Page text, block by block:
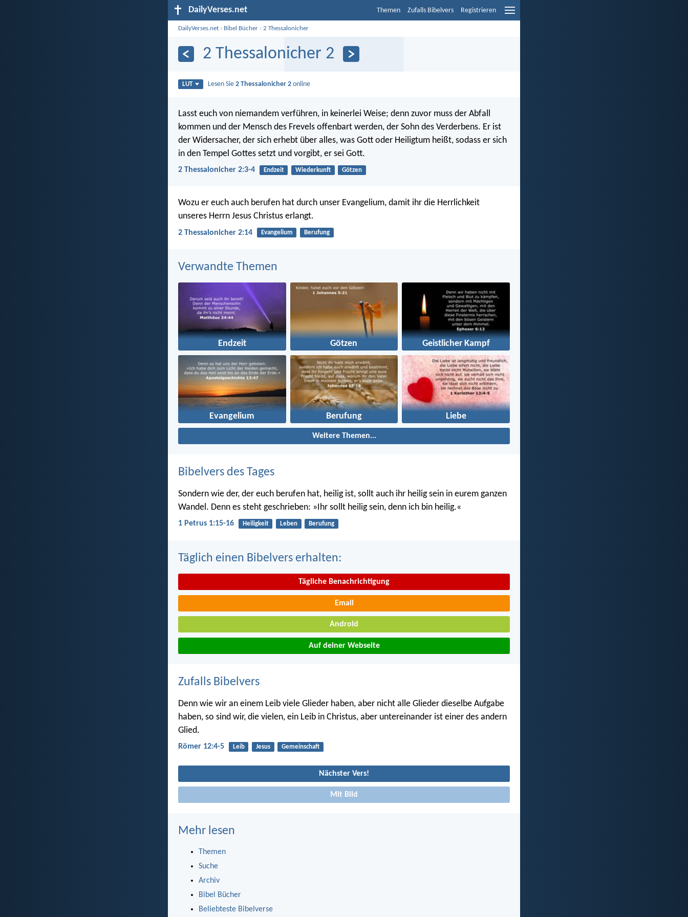
DailyVerses.net Themen Zufalls Bibelvers Registrieren
DailyVerses.net › Bibel Bücher ›2 Thessalonicher
2 Thessalonicher 2
LUT Lesen Sie2 Thessalonicher 2 online
Lasst euch von niemandem verführen, in keinerlei Weise; denn zuvor muss der Abfall
kommen und der Mensch des Frevels offenbart werden, der Sohn des Verderbens. Er ist
der Widersacher, der sich erhebt über alles, was Gott oder Heiligtum heißt, sodass er sich
in den Tempel Gottes setzt und vorgibt, er sei Gott.
2 Thessalonicher 2:3-4 Endzeit Wiederkunft Götzen
Wozu er euch auch berufen hat durch unser Evangelium, damit ihr die Herrlichkeit
unseres Herrn Jesus Christus erlangt.
2 Thessalonicher 2:14 Evangelium Berufung
Verwandte Themen
Endzeit Götzen Geistlicher Kampf
Evangelium Berufung Liebe
Weitere Themen...
Bibelvers des Tages
Sondern wie der, der euch berufen hat, heilig ist, sollt auch ihr heilig sein in eurem ganzen
Wandel. Denn es steht geschrieben: »Ihr sollt heilig sein, denn ich bin heilig.«
1 Petrus 1:15-16 Heiligkeit Leben Berufung
Täglich einen Bibelvers erhalten:
Tägliche Benachrichtigung
Email
Android
Auf deiner Webseite
Zufalls Bibelvers
Denn wie wir an einem Leib viele Glieder haben, aber nicht alle Glieder dieselbe Aufgabe
haben, so sind wir, die vielen, ein Leib in Christus, aber untereinander ist einer des andern
Glied.
Römer 12:4-5 Leib Jesus Gemeinschaft
Nächster Vers!
Mit Bild
Mehr lesen
Themen
Suche
Archiv
Bibel Bücher
Beliebteste Bibelverse